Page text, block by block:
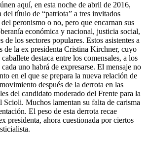
aquí, en esta noche de abril de 2016,
del título de “patriota” a tres invitados
peronismo o no, pero que encarnan sus
económica y nacional, justicia social,
de los sectores populares. Estos asistentes a
de la ex presidenta Cristina Kirchner, cuyo
destaca entre los comensales, a los
uno habrá de expresarse. El mensaje no
en el que se prepara la nueva relación de
después de la derrota en las
del candidato moderado del Frente para la
Muchos lamentan su falta de carisma
El peso de esta derrota recae
presidenta, ahora cuestionada por ciertos